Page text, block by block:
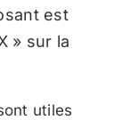
est
» sur la
utiles